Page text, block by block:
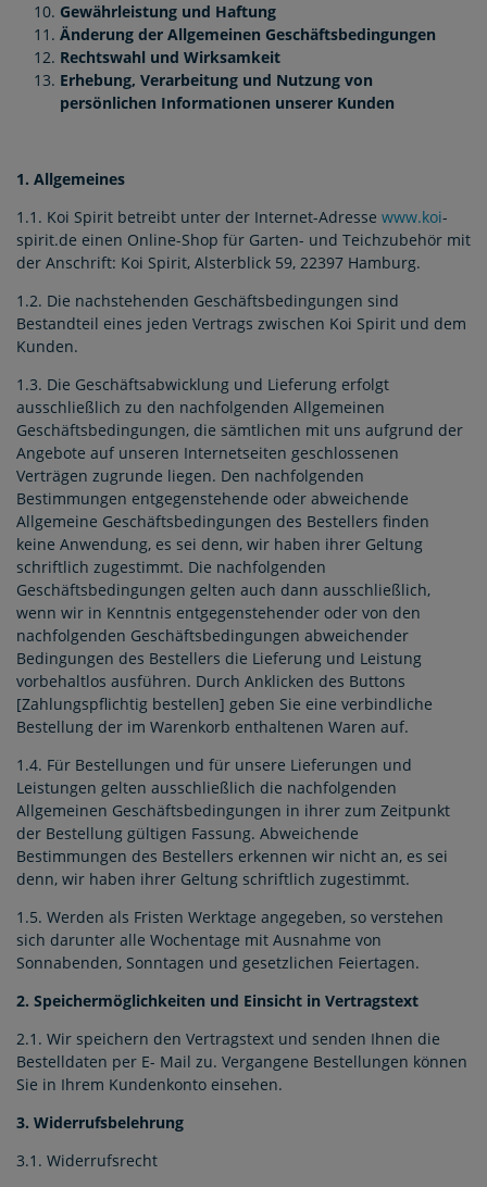
Gewährleistung und Haftung
Änderung der Allgemeinen Geschäftsbedingungen
Rechtswahl und Wirksamkeit
Erhebung, Verarbeitung und Nutzung von
persönlichen Informationen unserer Kunden
1. Allgemeines
1.1. Koi Spirit betreibt unter der Internet-Adresse www.koi-
spirit.de einen Online-Shop für Garten- und Teichzubehör mit
der Anschrift: Koi Spirit, Alsterblick 59, 22397 Hamburg.
1.2. Die nachstehenden Geschäftsbedingungen sind
Bestandteil eines jeden Vertrags zwischen Koi Spirit und dem
Kunden.
1.3. Die Geschäftsabwicklung und Lieferung erfolgt
ausschließlich zu den nachfolgenden Allgemeinen
Geschäftsbedingungen, die sämtlichen mit uns aufgrund der
Angebote auf unseren Internetseiten geschlossenen
Verträgen zugrunde liegen. Den nachfolgenden
Bestimmungen entgegenstehende oder abweichende
Allgemeine Geschäftsbedingungen des Bestellers finden
keine Anwendung, es sei denn, wir haben ihrer Geltung
schriftlich zugestimmt. Die nachfolgenden
Geschäftsbedingungen gelten auch dann ausschließlich,
wenn wir in Kenntnis entgegenstehender oder von den
nachfolgenden Geschäftsbedingungen abweichender
Bedingungen des Bestellers die Lieferung und Leistung
vorbehaltlos ausführen. Durch Anklicken des Buttons
[Zahlungspflichtig bestellen] geben Sie eine verbindliche
Bestellung der im Warenkorb enthaltenen Waren auf.
1.4. Für Bestellungen und für unsere Lieferungen und
Leistungen gelten ausschließlich die nachfolgenden
Allgemeinen Geschäftsbedingungen in ihrer zum Zeitpunkt
der Bestellung gültigen Fassung. Abweichende
Bestimmungen des Bestellers erkennen wir nicht an, es sei
denn, wir haben ihrer Geltung schriftlich zugestimmt.
1.5. Werden als Fristen Werktage angegeben, so verstehen
sich darunter alle Wochentage mit Ausnahme von
Sonnabenden, Sonntagen und gesetzlichen Feiertagen.
2. Speichermöglichkeiten und Einsicht in Vertragstext
2.1. Wir speichern den Vertragstext und senden Ihnen die
Bestelldaten per E- Mail zu. Vergangene Bestellungen können
Sie in Ihrem Kundenkonto einsehen.
3. Widerrufsbelehrung
3.1. Widerrufsrecht